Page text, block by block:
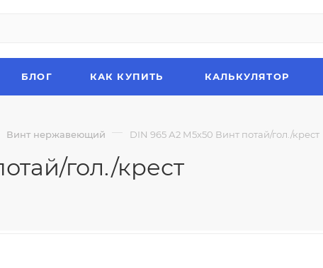
БЛОГ КАК КУПИТЬ КАЛЬКУЛЯТОР
Винт нержавеющий — DIN 965 А2 М5х50 Винт потай/гол./крест
гол./крест